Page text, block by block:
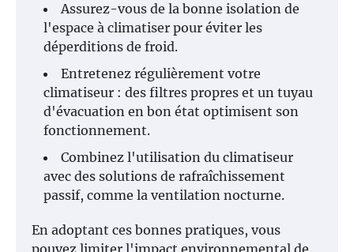
Assurez-vous de la bonne isolation de
l'espace à climatiser pour éviter les
déperditions de froid.
Entretenez régulièrement votre
climatiseur : des filtres propres et un tuyau
d'évacuation en bon état optimisent son
fonctionnement.
Combinez l'utilisation du climatiseur
avec des solutions de rafraîchissement
passif, comme la ventilation nocturne.
En adoptant ces bonnes pratiques, vous